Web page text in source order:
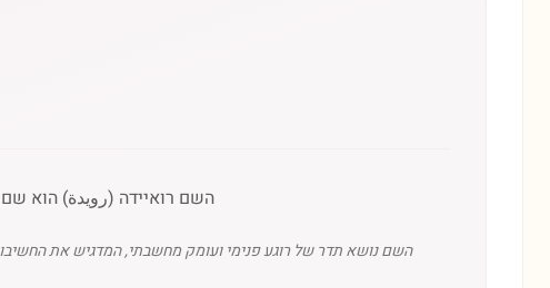
השם רואיידה (رويدة) הוא
השם נושא תדר של רוגע פנימי ועומק מחשבתי, המדגיש את